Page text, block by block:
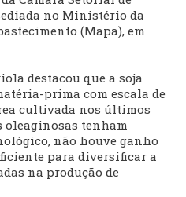
no Ministério da
(Mapa), em
destacou que a soja
prima com escala de
cultivada nos últimos
oleaginosas tenham
não houve ganho
para diversificar a
na produção de